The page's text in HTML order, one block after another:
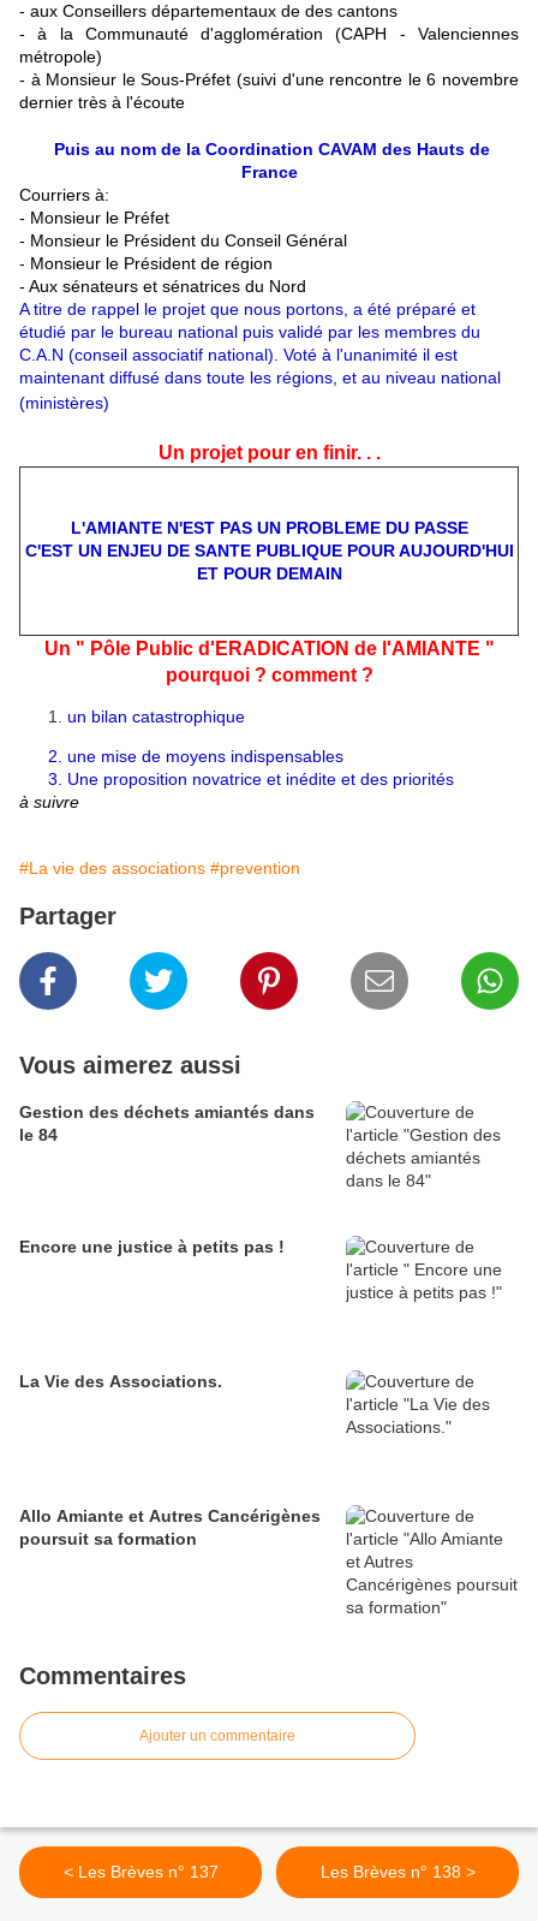
- aux Conseillers départementaux de des cantons
- à la Communauté d'agglomération (CAPH - Valenciennes
métropole)
- à Monsieur le Sous-Préfet (suivi d'une rencontre le 6 novembre
dernier très à l'écoute
Puis au nom de la Coordination CAVAM des Hauts de
France
Courriers à:
- Monsieur le Préfet
- Monsieur le Président du Conseil Général
- Monsieur le Président de région
- Aux sénateurs et sénatrices du Nord
A titre de rappel le projet que nous portons, a été préparé et
étudié par le bureau national puis validé par les membres du
C.A.N (conseil associatif national). Voté à l'unanimité il est
maintenant diffusé dans toute les régions, et au niveau national
(ministères)
Un projet pour en finir. . .
L'AMIANTE N'EST PAS UN PROBLEME DU PASSE
C'EST UN ENJEU DE SANTE PUBLIQUE POUR AUJOURD'HUI
ET POUR DEMAIN
Un " Pôle Public d'ERADICATION de l'AMIANTE "
pourquoi ? comment ?
un bilan catastrophique
2. une mise de moyens indispensables
3. Une proposition novatrice et inédite et des priorités
à suivre
#La vie des associations #prevention
Partager
Vous aimerez aussi
Gestion des déchets amiantés dans
le 84
Encore une justice à petits pas !
La Vie des Associations.
Allo Amiante et Autres Cancérigènes
poursuit sa formation
Commentaires
Ajouter un commentaire
< Les Brèves n° 137 Les Brèves n° 138 >